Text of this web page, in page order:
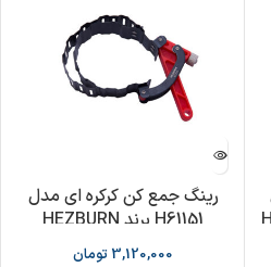
رینگ جمع کن کرکره ای مدل
H61151 برند HEZBURN
3,120,000 تومان